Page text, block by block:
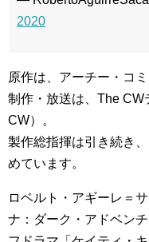
2020
原作は、アーチー・コ
制作・放送は、The
CW）。
製作総指揮は引き続き
めています。
ロベルト・アギーレ＝
ナ：ダーク・アドベン